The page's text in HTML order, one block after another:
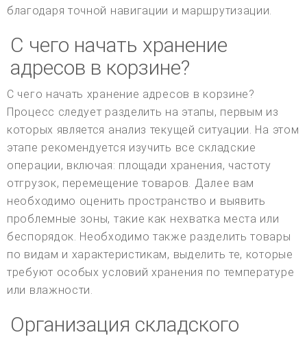
благодаря точной навигации и маршрутизации.
С чего начать хранение
адресов в корзине?
С чего начать хранение адресов в корзине?
Процесс следует разделить на этапы, первым из
которых является анализ текущей ситуации. На этом
этапе рекомендуется изучить все складские
операции, включая: площади хранения, частоту
отгрузок, перемещение товаров. Далее вам
необходимо оценить пространство и выявить
проблемные зоны, такие как нехватка места или
беспорядок. Необходимо также разделить товары
по видам и характеристикам, выделить те, которые
требуют особых условий хранения по температуре
или влажности.
Организация складского